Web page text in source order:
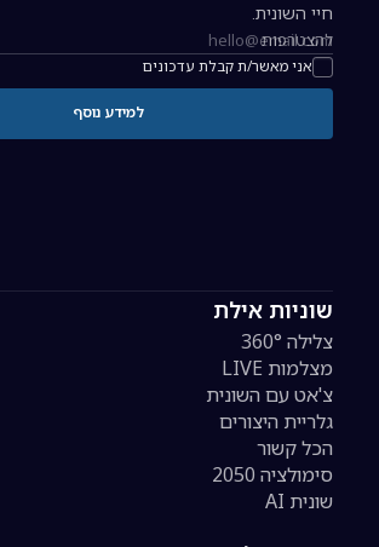
שוניות אילת
צלילה 360°
מצלמות LIVE
צ'אט עם השונית
גלריית היצורים
הכל קשור
סימולציה 2050
שונית AI
חיי השונית.
כתובת אימייל להרשמה לניוזלטר
אני מאשר/ת קבלת עדכונים
להצטרפות
למידע נוסף